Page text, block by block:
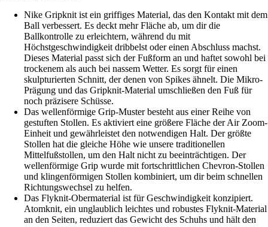
Nike Gripknit ist ein griffiges Material, das den Kontakt mit dem
Ball verbessert. Es deckt mehr Fläche ab, um dir die
Ballkontrolle zu erleichtern, während du mit
Höchstgeschwindigkeit dribbelst oder einen Abschluss machst.
Dieses Material passt sich der Fußform an und haftet sowohl bei
trockenem als auch bei nassem Wetter. Es sorgt für einen
skulpturierten Schnitt, der denen von Spikes ähnelt. Die Mikro-
Prägung und das Gripknit-Material umschließen den Fuß für
noch präzisere Schüsse.
Das wellenförmige Grip-Muster besteht aus einer Reihe von
gestuften Stollen. Es aktiviert eine größere Fläche der Air Zoom-
Einheit und gewährleistet den notwendigen Halt. Der größte
Stollen hat die gleiche Höhe wie unsere traditionellen
Mittelfußstollen, um den Halt nicht zu beeinträchtigen. Der
wellenförmige Grip wurde mit fortschrittlichen Chevron-Stollen
und klingenförmigen Stollen kombiniert, um dir beim schnellen
Richtungswechsel zu helfen.
Das Flyknit-Obermaterial ist für Geschwindigkeit konzipiert.
Atomknit, ein unglaublich leichtes und robustes Flyknit-Material
an den Seiten, reduziert das Gewicht des Schuhs und hält den